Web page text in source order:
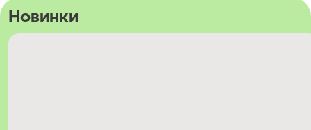
Новинки